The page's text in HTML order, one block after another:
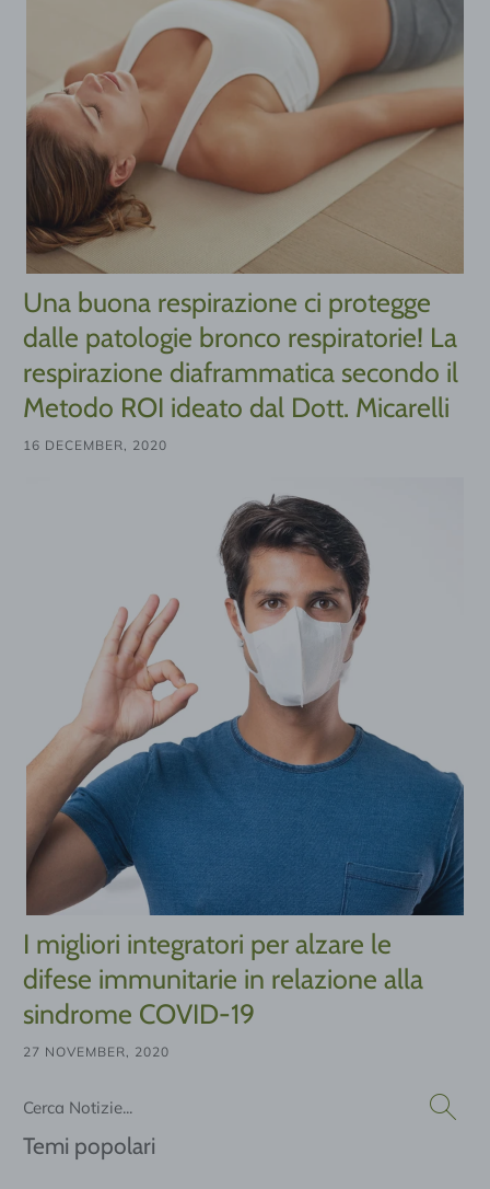
Una buona respirazione ci protegge
dalle patologie bronco respiratorie! La
respirazione diaframmatica secondo il
Metodo ROI ideato dal Dott. Micarelli
16 DECEMBER, 2020
I migliori integratori per alzare le
difese immunitarie in relazione alla
sindrome COVID-19
27 NOVEMBER, 2020
Temi popolari